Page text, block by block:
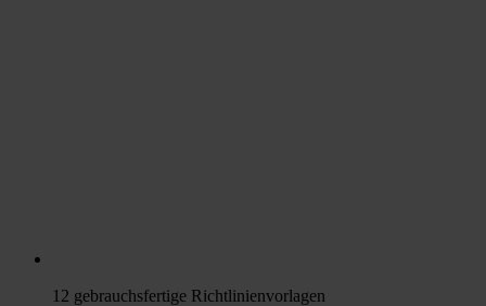
12 gebrauchsfertige Richtlinienvorlagen